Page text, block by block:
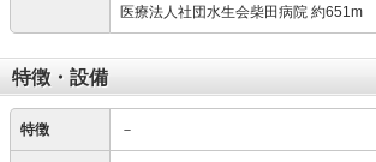
医療法人社団水生会柴田病院 約651m
特徴・設備
特徴 －